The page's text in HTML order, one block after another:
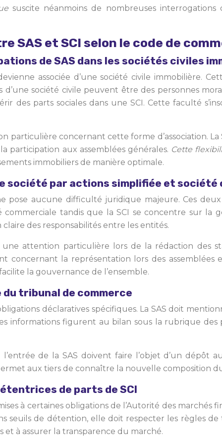
suscite néanmoins de nombreuses
SAS et SCI selon le code de
de SAS dans les sociétés civiles
associée d’une société civile immobilière.
d’une société civile peuvent être des personnes
des parts sociales dans une SCI. Cette faculté
concernant cette forme d’association. La
participation aux assemblées générales. Cette
immobiliers de manière optimale.
par actions simplifiée et société
pose aucune difficulté juridique majeure. Ces
tandis que la SCI se concentre sur la
des responsabilités entre les entités.
attention particulière lors de la rédaction des
concernant la représentation lors des
la gouvernance de l’ensemble.
tribunal de commerce
déclaratives spécifiques. La SAS doit
informations figurent au bilan sous la rubrique
l’entrée de la SAS doivent faire l’objet d’un
aux tiers de connaître la nouvelle composition
de parts de SCI
à certaines obligations de l’Autorité des
seuils de détention, elle doit respecter les règles
et à assurer la transparence du marché.